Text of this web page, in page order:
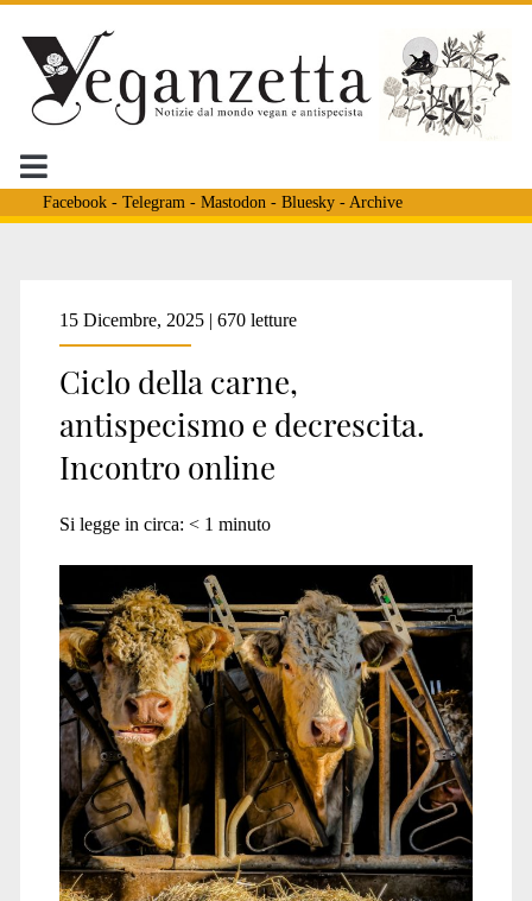
Facebook- Telegram - Mastodon - Bluesky- Archive
Tag:
<span>associazione
eco-
filosofica</span>
15 Dicembre, 2025 | 670 letture
Ciclo della carne,
antispecismo e decrescita.
Incontro online
Si legge in circa: < 1 minuto